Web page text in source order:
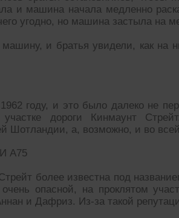
и машина начала медленно
угодно, но машина застыла на
и братья увидели, как на
году, и это было далеко не
дороги Кинмаунт
Шотландии, а, возможно, и во
А75
более известна под
очень опасной, на проклятом
и Дафриз. Из-за такой